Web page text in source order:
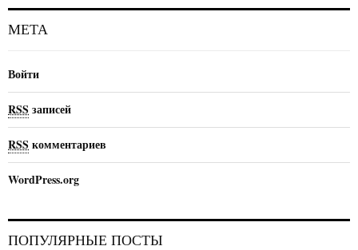
МЕТА
Войти
RSSзаписей
RSSкомментариев
WordPress.org
ПОПУЛЯРНЫЕ ПОСТЫ